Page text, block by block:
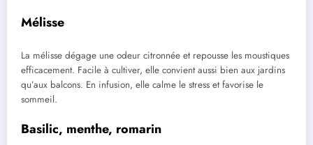
Mélisse
La mélisse dégage une odeur citronnée et repousse les moustiques
efficacement. Facile à cultiver, elle convient aussi bien aux jardins
qu’aux balcons. En infusion, elle calme le stress et favorise le
sommeil.
Basilic, menthe, romarin